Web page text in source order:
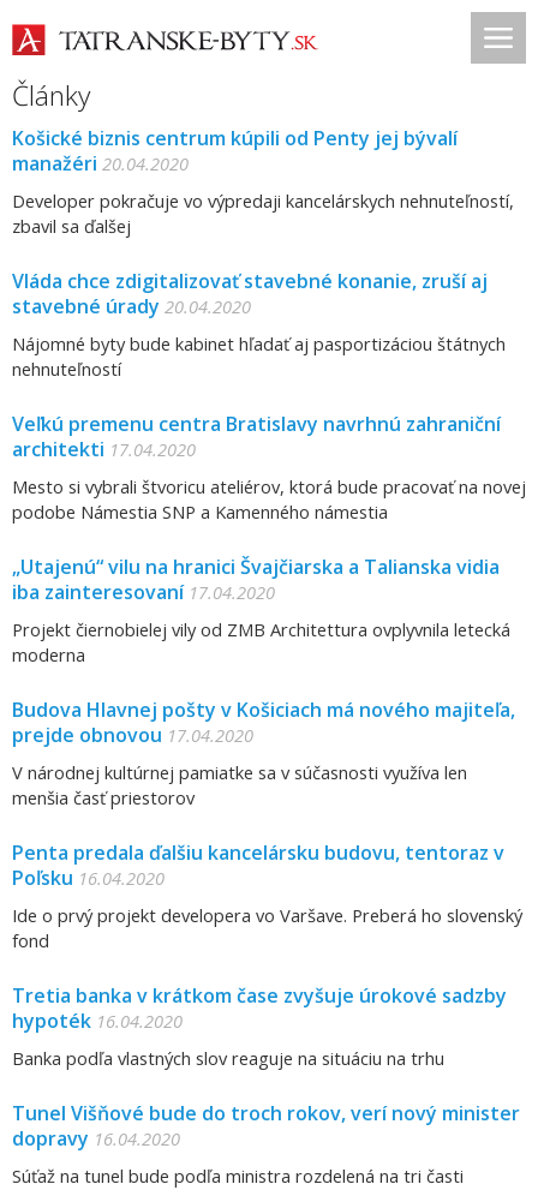
Články
Košické biznis centrum kúpili od Penty jej bývalí
manažéri 20.04.2020
Developer pokračuje vo výpredaji kancelárskych nehnuteľností,
zbavil sa ďalšej
Vláda chce zdigitalizovať stavebné konanie, zruší aj
stavebné úrady 20.04.2020
Nájomné byty bude kabinet hľadať aj pasportizáciou štátnych
nehnuteľností
Veľkú premenu centra Bratislavy navrhnú zahraniční
architekti 17.04.2020
Mesto si vybrali štvoricu ateliérov, ktorá bude pracovať na novej
podobe Námestia SNP a Kamenného námestia
„Utajenú“ vilu na hranici Švajčiarska a Talianska vidia
iba zainteresovaní 17.04.2020
Projekt čiernobielej vily od ZMB Architettura ovplyvnila letecká
moderna
Budova Hlavnej pošty v Košiciach má nového majiteľa,
prejde obnovou 17.04.2020
V národnej kultúrnej pamiatke sa v súčasnosti využíva len
menšia časť priestorov
Penta predala ďalšiu kancelársku budovu, tentoraz v
Poľsku 16.04.2020
Ide o prvý projekt developera vo Varšave. Preberá ho slovenský
fond
Tretia banka v krátkom čase zvyšuje úrokové sadzby
hypoték 16.04.2020
Banka podľa vlastných slov reaguje na situáciu na trhu
Tunel Višňové bude do troch rokov, verí nový minister
dopravy 16.04.2020
Súťaž na tunel bude podľa ministra rozdelená na tri časti